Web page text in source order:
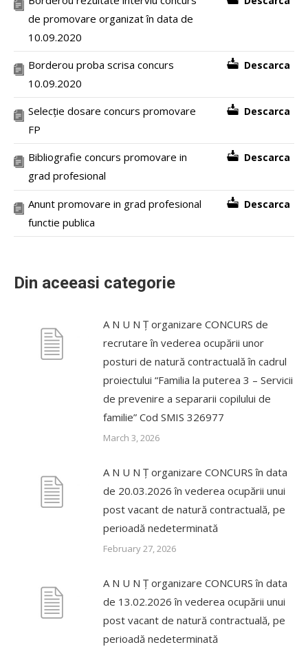
de promovare organizat în data de
10.09.2020
Borderou proba scrisa concurs
10.09.2020
Descarca
Selecție dosare concurs promovare
FP
Descarca
Bibliografie concurs promovare in
grad profesional
Descarca
Anunt promovare in grad profesional
functie publica
Descarca
Din aceeasi categorie
A N U N Ț organizare CONCURS de
recrutare în vederea ocupării unor
posturi de natură contractuală în cadrul
proiectului “Familia la puterea 3 – Servicii
de prevenire a separarii copilului de
familie” Cod SMIS 326977
March 3, 2026
A N U N Ț organizare CONCURS în data
de 20.03.2026 în vederea ocupării unui
post vacant de natură contractuală, pe
perioadă nedeterminată
February 27, 2026
A N U N Ț organizare CONCURS în data
de 13.02.2026 în vederea ocupării unui
post vacant de natură contractuală, pe
perioadă nedeterminată